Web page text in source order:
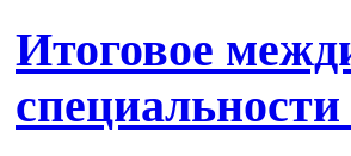
Итоговое